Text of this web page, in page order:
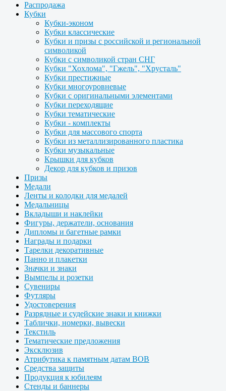
Распродажа
Кубки
Кубки-эконом
Кубки классические
Кубки и призы с российской и региональной
символикой
Кубки с символикой стран СНГ
Кубки "Хохлома", "Гжель", "Хрусталь"
Кубки престижные
Кубки многоуровневые
Кубки с оригинальными элементами
Кубки переходящие
Кубки тематические
Кубки - комплекты
Кубки для массового спорта
Кубки из металлизированного пластика
Кубки музыкальные
Крышки для кубков
Декор для кубков и призов
Призы
Медали
Ленты и колодки для медалей
Медальницы
Вкладыши и наклейки
Фигуры, держатели, основания
Дипломы и багетные рамки
Награды и подарки
Тарелки декоративные
Панно и плакетки
Значки и знаки
Вымпелы и розетки
Сувениры
Футляры
Удостоверения
Разрядные и судейские знаки и книжки
Таблички, номерки, вывески
Текстиль
Тематические предложения
Эксклюзив
Атрибутика к памятным датам ВОВ
Средства защиты
Продукция к юбилеям
Стенды и баннеры